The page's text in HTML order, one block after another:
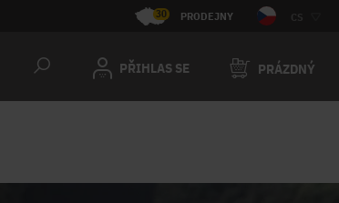
30 PRODEJNY CS
PŘIHLAS SE PRÁZDNÝ